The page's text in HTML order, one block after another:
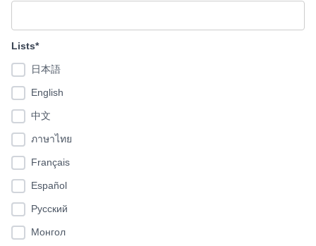
Lists*
日本語
English
中文
ภาษาไทย
Français
Español
Pусский
Монгол